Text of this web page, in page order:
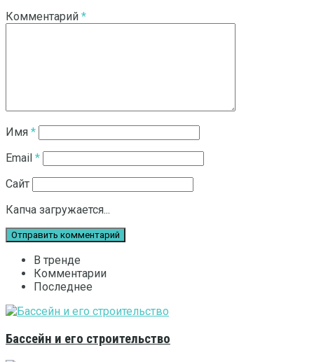
Комментарий *
Имя *
Email *
Сайт
Капча загружается...
В тренде
Комментарии
Последнее
Бассейн и его строительство